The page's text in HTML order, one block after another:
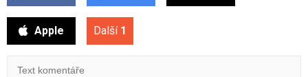
Apple Další 1